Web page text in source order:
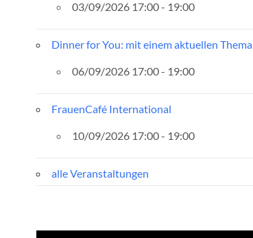
03/09/2026 17:00 - 19:00
Dinner for You: mit einem aktuellen Thema
06/09/2026 17:00 - 19:00
FrauenCafé International
10/09/2026 17:00 - 19:00
alle Veranstaltungen